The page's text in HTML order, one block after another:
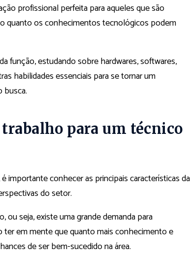
profissional perfeita para aqueles que são
quanto os conhecimentos tecnológicos podem
função, estudando sobre hardwares, softwares,
habilidades essenciais para se tornar um
busca.
trabalho para um técnico
importante conhecer as principais características da
do setor.
ou seja, existe uma grande demanda para
ter em mente que quanto mais conhecimento e
de ser bem-sucedido na área.